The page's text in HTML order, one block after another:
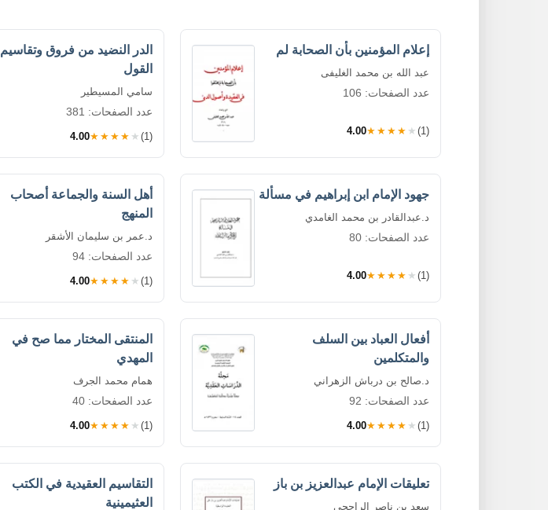
إعلام المؤمنين بأن الصحابة لم
عبد الله بن محمد الغليفى
عدد الصفحات: 106
4.00★★★★★ (1)
الدر النضيد من فروق وتقاسيم
القول
سامي المسيطير
عدد الصفحات: 381
4.00★★★★★ (1)
جهود الإمام ابن إبراهيم في مسألة
د.عبدالقادر بن محمد الغامدي
عدد الصفحات: 80
4.00★★★★★ (1)
أهل السنة والجماعة أصحاب
المنهج
د.عمر بن سليمان الأشقر
عدد الصفحات: 94
4.00★★★★★ (1)
أفعال العباد بين السلف
والمتكلمين
د.صالح بن درباش الزهراني
عدد الصفحات: 92
4.00★★★★★ (1)
المنتقى المختار مما صح في
المهدي
همام محمد الجرف
عدد الصفحات: 40
4.00★★★★★ (1)
تعليقات الإمام عبدالعزيز بن باز
سعد بن ناصر الراجحي
التقاسيم العقيدية في الكتب
العثيمينية